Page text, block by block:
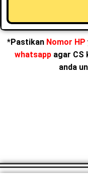
*Pastikan Nomor HP
whatsappagar CS
anda